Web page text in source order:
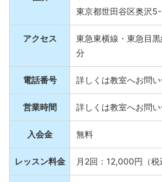
東京都世田谷区奥沢
アクセス
東急東横線・東急目
分
電話番号 詳しくは教室へお問い
営業時間 詳しくは教室へお問い
入会金 無料
レッスン料金 月2回：12,000円（税